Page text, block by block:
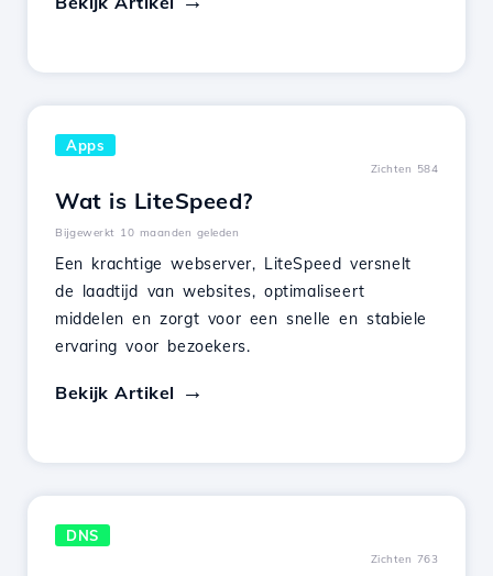
Apps
Zichten 584
Wat is LiteSpeed?
Bijgewerkt 10 maanden geleden
Een krachtige webserver, LiteSpeed versnelt
de laadtijd van websites, optimaliseert
middelen en zorgt voor een snelle en stabiele
ervaring voor bezoekers.
Bekijk Artikel
DNS
Zichten 763